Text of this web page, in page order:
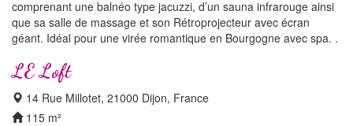
comprenant une balnéo type jacuzzi, d’un sauna infrarouge ainsi
que sa salle de massage et son Rétroprojecteur avec écran
géant. Idéal pour une virée romantique en Bourgogne avec spa. .
LE Loft
14 Rue Millotet, 21000 Dijon, France
115 m²